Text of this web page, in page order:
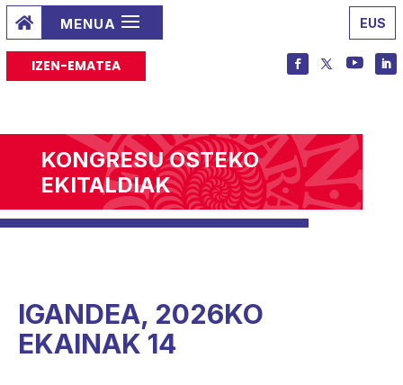
 EUS
IZEN-EMATEA
KONGRESU OSTEKO
EKITALDIAK
IGANDEA, 2026KO
EKAINAK 14